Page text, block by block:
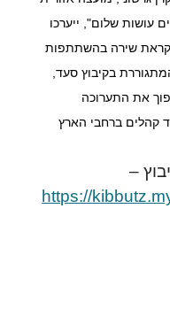
כמה פעילויות קונספט ייחודיות כמו הקראת שירה בהשתתפות
קהלים ברחבי הארץ
https://